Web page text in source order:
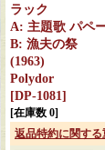
ラック
A: 主題歌 パペ
B: 漁夫の祭
(1963)
Polydor
[DP-1081]
[在庫数 0]
返品特約に関する